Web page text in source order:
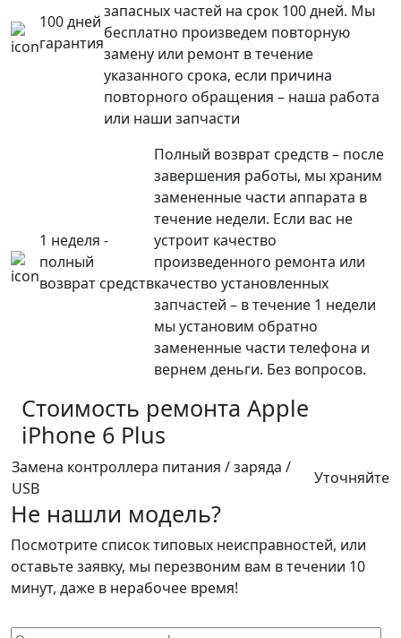
100 дней
гарантия
запасных частей на срок 100 дней. Мы
бесплатно произведем повторную
замену или ремонт в течение
указанного срока, если причина
повторного обращения – наша работа
или наши запчасти
1 неделя -
полный
возврат средств
Полный возврат средств – после
завершения работы, мы храним
замененные части аппарата в
течение недели. Если вас не
устроит качество
произведенного ремонта или
качество установленных
запчастей – в течение 1 недели
мы установим обратно
замененные части телефона и
вернем деньги. Без вопросов.
Стоимость ремонта Apple
iPhone 6 Plus
Замена контроллера питания / заряда /
USB
Уточняйте
Не нашли модель?
Посмотрите список типовых неисправностей, или
оставьте заявку, мы перезвоним вам в течении 10
минут, даже в нерабочее время!